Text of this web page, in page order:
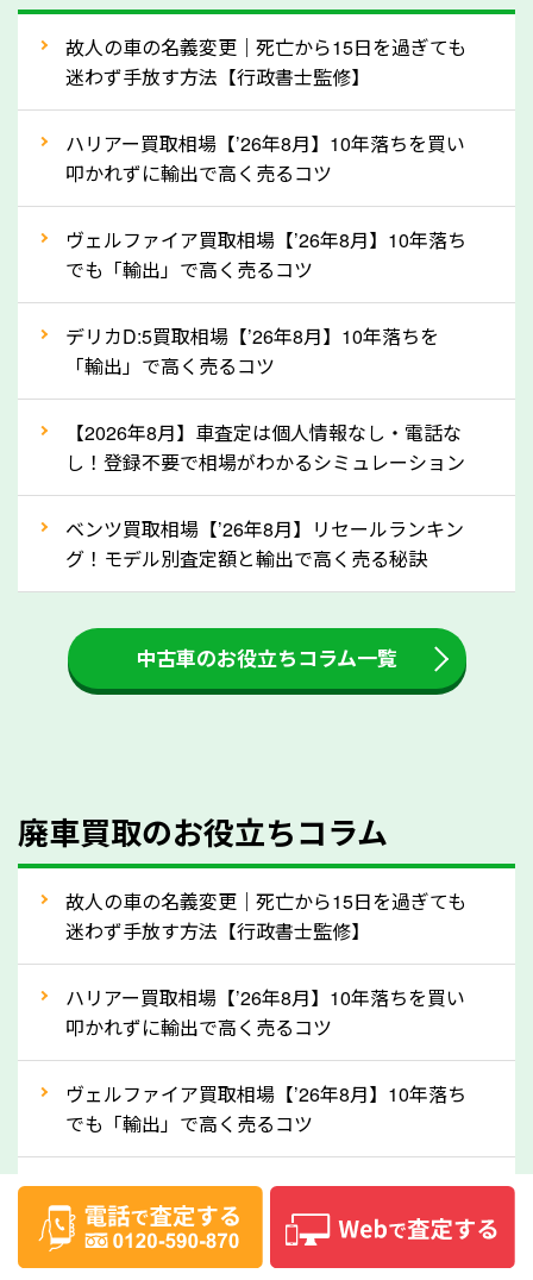
走行距離（例：約〇万キロ）
車検の満了日
内装や外装の状態
定を行い高価買取価格をつけやすくなります。
ってきます！
自動車税の還付金は、先に年払いしていた自動車税が
月割りで返還されるものです。ですから、自動車税の
還付金は早めに売却するほど多く還付されます。不要
な車は早めに廃車手続きをしたほうが良いでしょう。
③自動車税の還付金の扱いについて確認し
ましょう！
車を廃車にすると、自動車税の還付金を受け取ること
ができる場合があります。廃車買取業者の中には、還
付金をお客様に返還しない業者もあります。廃車査定
をする際には、自動車税の還付金の返還があるかどう
かを確認するようにしてください。岐阜県のソコカラ
人気の車種は廃車の状態でも、高価買取が可能です。
産車は高く買取が可能です。「廃車＝買取できない」
なら廃車の車も適正価格で買取できます。他社で買取
拒否となった車も価格がつく可能性があるので、諦め
ずに岐阜県の「ソコカラ」にご相談ください。古い車
でも高価買取が可能なケースは珍しくないため、まず
はWebで簡単にできる無料査定をお試しください。
実績」で確認できます。
⑤車内の簡単な清掃で買取価格アップも！
故人の車の名義変更｜死亡から15日を過ぎても
迷わず手放す方法【行政書士監修】
ハリアー買取相場【’26年8月】10年落ちを買い
叩かれずに輸出で高く売るコツ
ヴェルファイア買取相場【’26年8月】10年落ち
でも「輸出」で高く売るコツ
デリカD:5買取相場【’26年8月】10年落ちを
「輸出」で高く売るコツ
【2026年8月】車査定は個人情報なし・電話な
し！登録不要で相場がわかるシミュレーション
ベンツ買取相場【’26年8月】リセールランキン
グ！モデル別査定額と輸出で高く売る秘訣
中古車のお役立ちコラム一覧
廃車買取のお役立ちコラム
故人の車の名義変更｜死亡から15日を過ぎても
迷わず手放す方法【行政書士監修】
ハリアー買取相場【’26年8月】10年落ちを買い
叩かれずに輸出で高く売るコツ
ヴェルファイア買取相場【’26年8月】10年落ち
でも「輸出」で高く売るコツ
デリカD:5買取相場【’26年8月】10年落ちを
「輸出」で高く売るコツ